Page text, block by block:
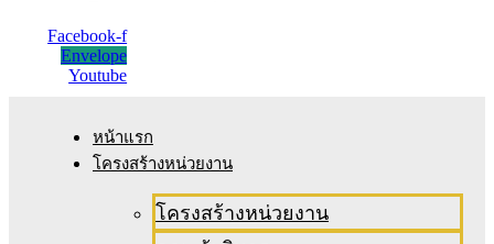
Facebook-f
Envelope
Youtube
หน้าแรก
โครงสร้างหน่วยงาน
โครงสร้างหน่วยงาน